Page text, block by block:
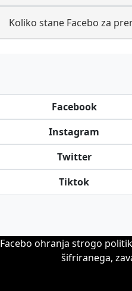
Koliko stane Facebo za
Facebook
Instagram
Twitter
Tiktok
Facebo ohranja strogo
šifriranega,